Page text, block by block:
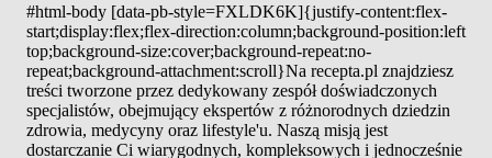
#html-body [data-pb-style=FXLDK6K]{justify-content:flex-
start;display:flex;flex-direction:column;background-position:left
top;background-size:cover;background-repeat:no-
repeat;background-attachment:scroll}Na recepta.pl znajdziesz
treści tworzone przez dedykowany zespół doświadczonych
specjalistów, obejmujący ekspertów z różnorodnych dziedzin
zdrowia, medycyny oraz lifestyle'u. Naszą misją jest
dostarczanie Ci wiarygodnych, kompleksowych i jednocześnie